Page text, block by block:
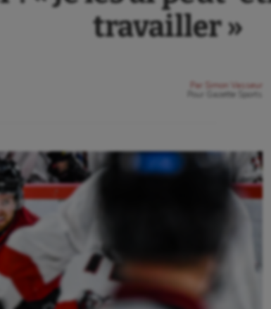
travailler »
Par
Simon Vasseur
Gazette Sports